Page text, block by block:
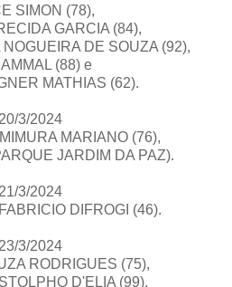
SIMON (78),
GARCIA (84),
DE SOUZA (92),
(88) e
MATHIAS (62).
20/3/2024
MARIANO (76),
JARDIM DA PAZ).
21/3/2024
DIFROGI (46).
23/3/2024
RODRIGUES (75),
D'ELIA (99),